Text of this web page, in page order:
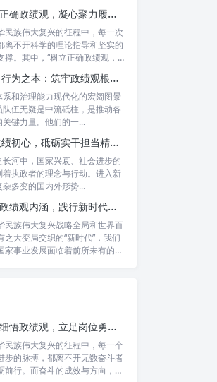
树立正确政绩观，凝心聚力履职尽责：新时代下的治理智慧与实践路径
民族伟大复兴的征程中，每一次
离不开科学的理论指导和坚实的
撑。其中，“树立正确政绩观，凝
思想之舵，行为之本：筑牢政绩观根基，永葆公职人员本色
和治理能力现代化的宏阔图景
伍无疑是中流砥柱，是推动各
键力量。他们的一...
坚守正确政绩初心，砥砺实干担当精神：新时代高质量发展的核心引擎
河中，国家兴衰、社会进步的
执政者的理念与行动。进入新
多变的国内外形势...
悟透政绩观内涵，践行新时代使命：书写高质量发展的时代答卷
民族伟大复兴战略全局和世界百
之大变局交织的“新时代”，我们
家事业发展面临着前所未有的机
深学细悟政绩观，立足岗位勇争先：新时代奋斗者的思想指引与实践航标
民族伟大复兴的征程中，每一个
步的脉搏，都离不开无数奋斗者
前行。而奋斗的成效与方向，又